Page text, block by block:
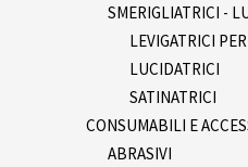
SMERIGLIATRICI -
LEVIGATRICI
LUCIDATRICI
SATINATRICI
CONSUMABILI E
ABRASIVI